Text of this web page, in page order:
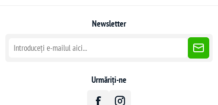
Newsletter
Urmăriți-ne